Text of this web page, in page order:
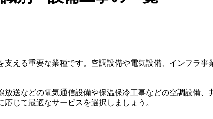
える重要な業種です。空調設備や電気設備、インフラ
送などの電気通信設備や保温保冷工事などの空調設備
じて最適なサービスを選択しましょう。